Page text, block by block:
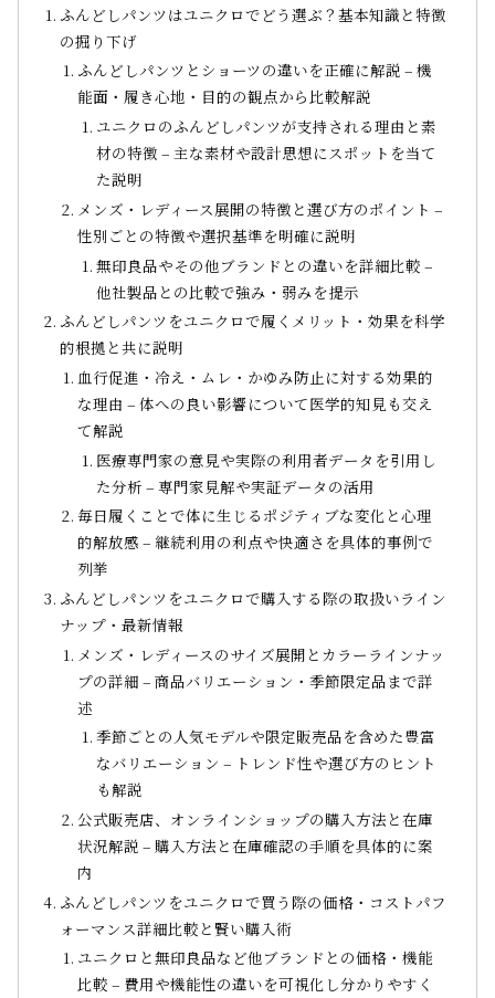
ふんどしパンツはユニクロでどう選ぶ？基本知識と特徴
の掘り下げ
ふんどしパンツとショーツの違いを正確に解説 – 機
能面・履き心地・目的の観点から比較解説
ユニクロのふんどしパンツが支持される理由と素
材の特徴 – 主な素材や設計思想にスポットを当て
た説明
メンズ・レディース展開の特徴と選び方のポイント –
性別ごとの特徴や選択基準を明確に説明
無印良品やその他ブランドとの違いを詳細比較 –
他社製品との比較で強み・弱みを提示
ふんどしパンツをユニクロで履くメリット・効果を科学
的根拠と共に説明
血行促進・冷え・ムレ・かゆみ防止に対する効果的
な理由 – 体への良い影響について医学的知見も交え
て解説
医療専門家の意見や実際の利用者データを引用し
た分析 – 専門家見解や実証データの活用
毎日履くことで体に生じるポジティブな変化と心理
的解放感 – 継続利用の利点や快適さを具体的事例で
列挙
ふんどしパンツをユニクロで購入する際の取扱いライン
ナップ・最新情報
メンズ・レディースのサイズ展開とカラーラインナッ
プの詳細 – 商品バリエーション・季節限定品まで詳
述
季節ごとの人気モデルや限定販売品を含めた豊富
なバリエーション – トレンド性や選び方のヒント
も解説
公式販売店、オンラインショップの購入方法と在庫
状況解説 – 購入方法と在庫確認の手順を具体的に案
内
ふんどしパンツをユニクロで買う際の価格・コストパフ
ォーマンス詳細比較と賢い購入術
ユニクロと無印良品など他ブランドとの価格・機能
比較 – 費用や機能性の違いを可視化し分かりやすく